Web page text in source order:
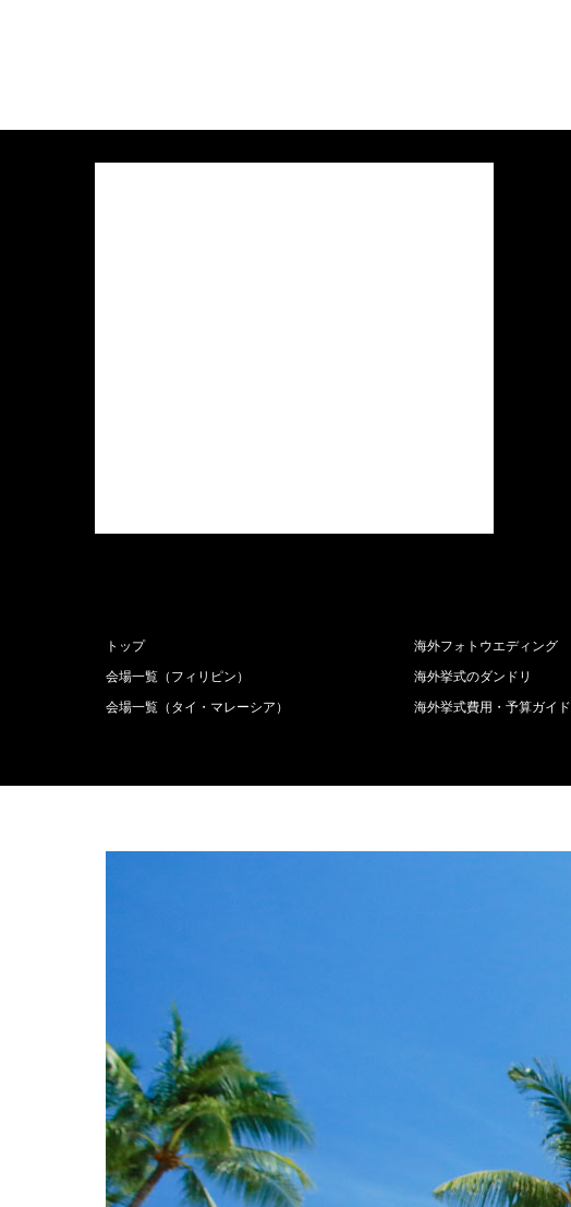
トップ
会場一覧（フィリピン）
会場一覧（タイ・マレーシア）
海外フォトウエディング
海外挙式のダンドリ
海外挙式費用・予算ガイド